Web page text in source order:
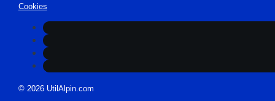
Cookies
© 2026 UtilAlpin.com